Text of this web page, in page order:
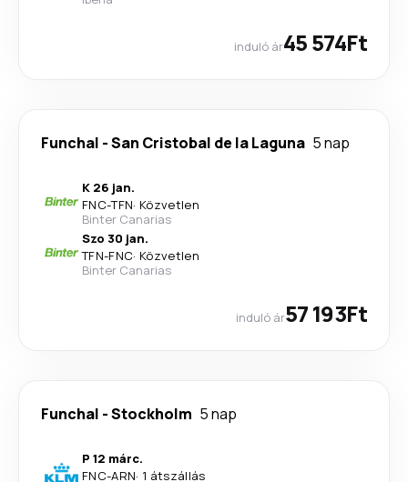
induló ár45 574Ft
Funchal -San Cristobal de la Laguna 5 nap
K 26 jan.
FNC-TFN· Közvetlen
Binter Canarias
Szo 30 jan.
TFN-FNC· Közvetlen
Binter Canarias
induló ár57 193Ft
Funchal -Stockholm 5 nap
P 12 márc.
FNC-ARN· 1 átszállás